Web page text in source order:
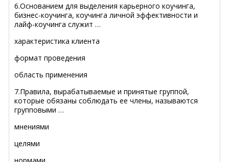
6.Основанием для выделения карьерного коучинга,
бизнес-коучинга, коучинга личной эффективности и
лайф-коучинга служит …
характеристика клиента
формат проведения
область применения
7.Правила, вырабатываемые и принятые группой,
которые обязаны соблюдать ее члены, называются
групповыми …
мнениями
целями